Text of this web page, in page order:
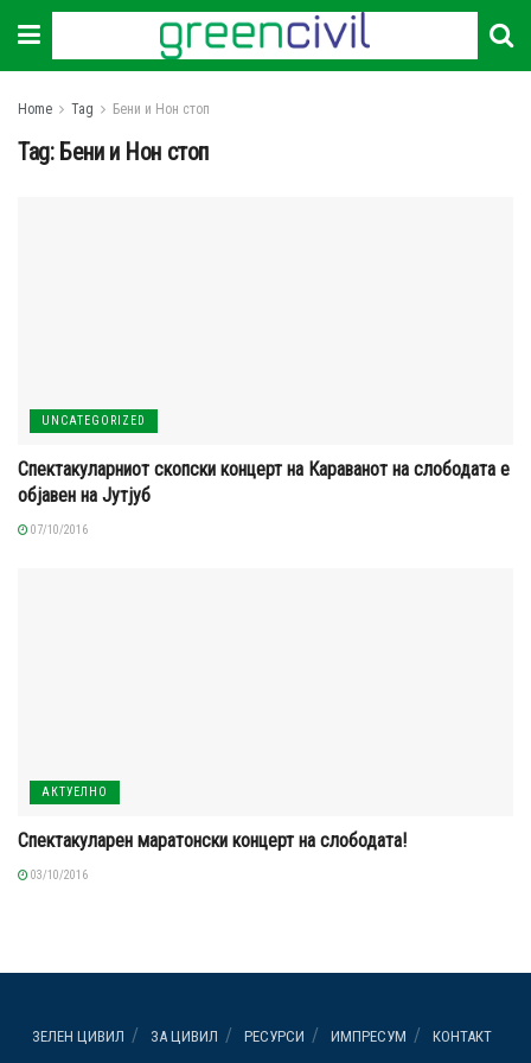
Home Tag Бени и Нон стоп
Tag: Бени и Нон стоп
UNCATEGORIZED
Спектакуларниот скопски концерт на Караванот на слободата е
објавен на Јутјуб
07/10/2016
АКТУЕЛНО
Спектакуларен маратонски концерт на слободата!
03/10/2016
ЗЕЛЕН ЦИВИЛ ЗА ЦИВИЛ РЕСУРСИ ИМПРЕСУМ КОНТАКТ